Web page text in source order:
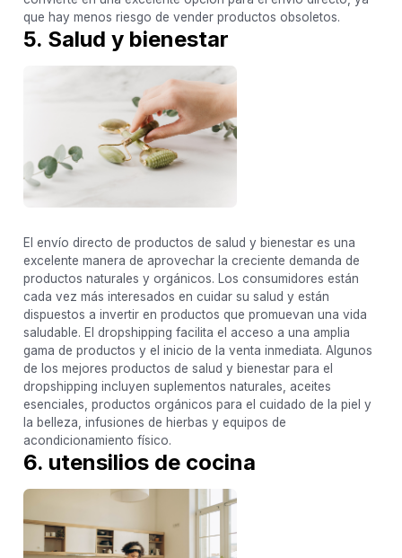
que hay menos riesgo de vender productos obsoletos.
5. Salud y bienestar
El envío directo de productos de salud y bienestar es una
excelente manera de aprovechar la creciente demanda de
productos naturales y orgánicos. Los consumidores están
cada vez más interesados en cuidar su salud y están
dispuestos a invertir en productos que promuevan una vida
saludable. El dropshipping facilita el acceso a una amplia
gama de productos y el inicio de la venta inmediata. Algunos
de los mejores productos de salud y bienestar para el
dropshipping incluyen suplementos naturales, aceites
esenciales, productos orgánicos para el cuidado de la piel y
la belleza, infusiones de hierbas y equipos de
acondicionamiento físico.
6. utensilios de cocina